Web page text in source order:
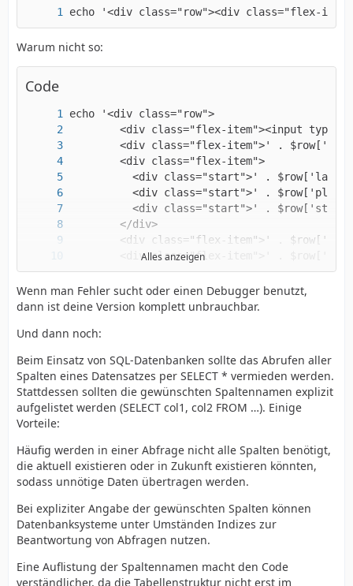
echo '<div class="row"><div class="flex-
Warum nicht so:
Code
     </div>';
Alles anzeigen
Wenn man Fehler sucht oder einen Debugger benutzt,
dann ist deine Version komplett unbrauchbar.
Und dann noch:
Beim Einsatz von SQL-Datenbanken sollte das Abrufen aller
Spalten eines Datensatzes per SELECT * vermieden werden.
Stattdessen sollten die gewünschten Spaltennamen explizit
aufgelistet werden (SELECT col1, col2 FROM …). Einige
Vorteile:
Häufig werden in einer Abfrage nicht alle Spalten benötigt,
die aktuell existieren oder in Zukunft existieren könnten,
sodass unnötige Daten übertragen werden.
Bei expliziter Angabe der gewünschten Spalten können
Datenbanksysteme unter Umständen Indizes zur
Beantwortung von Abfragen nutzen.
Eine Auflistung der Spaltennamen macht den Code
verständlicher, da die Tabellenstruktur nicht erst im